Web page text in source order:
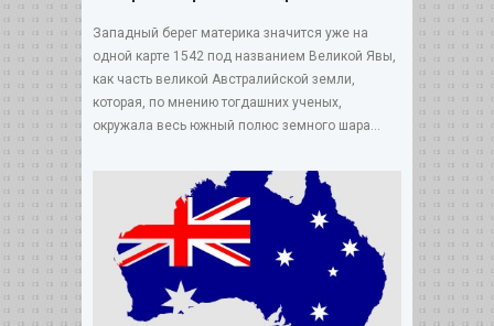
Западный берег материка значится уже на
одной карте 1542 под названием Великой Явы,
как часть великой Австралийской земли,
которая, по мнению тогдашних ученых,
окружала весь южный полюс земного шара...